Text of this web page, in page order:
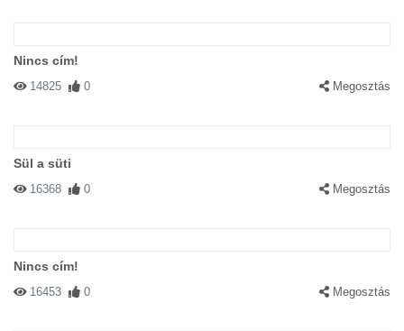
Nincs cím!
14825 0 Megosztás
Sül a süti
16368 0 Megosztás
Nincs cím!
16453 0 Megosztás